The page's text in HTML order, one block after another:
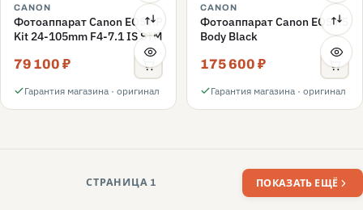
CANON
Фотоаппарат Canon EOS RP
Kit 24-105mm F4-7.1 IS STM
79 100 ₽
Гарантия магазина · оригинал
CANON
Фотоаппарат Canon EOS R5
Body Black
175 600 ₽
Гарантия магазина · оригинал
СТРАНИЦА 1 ПОКАЗАТЬ ЕЩЁ